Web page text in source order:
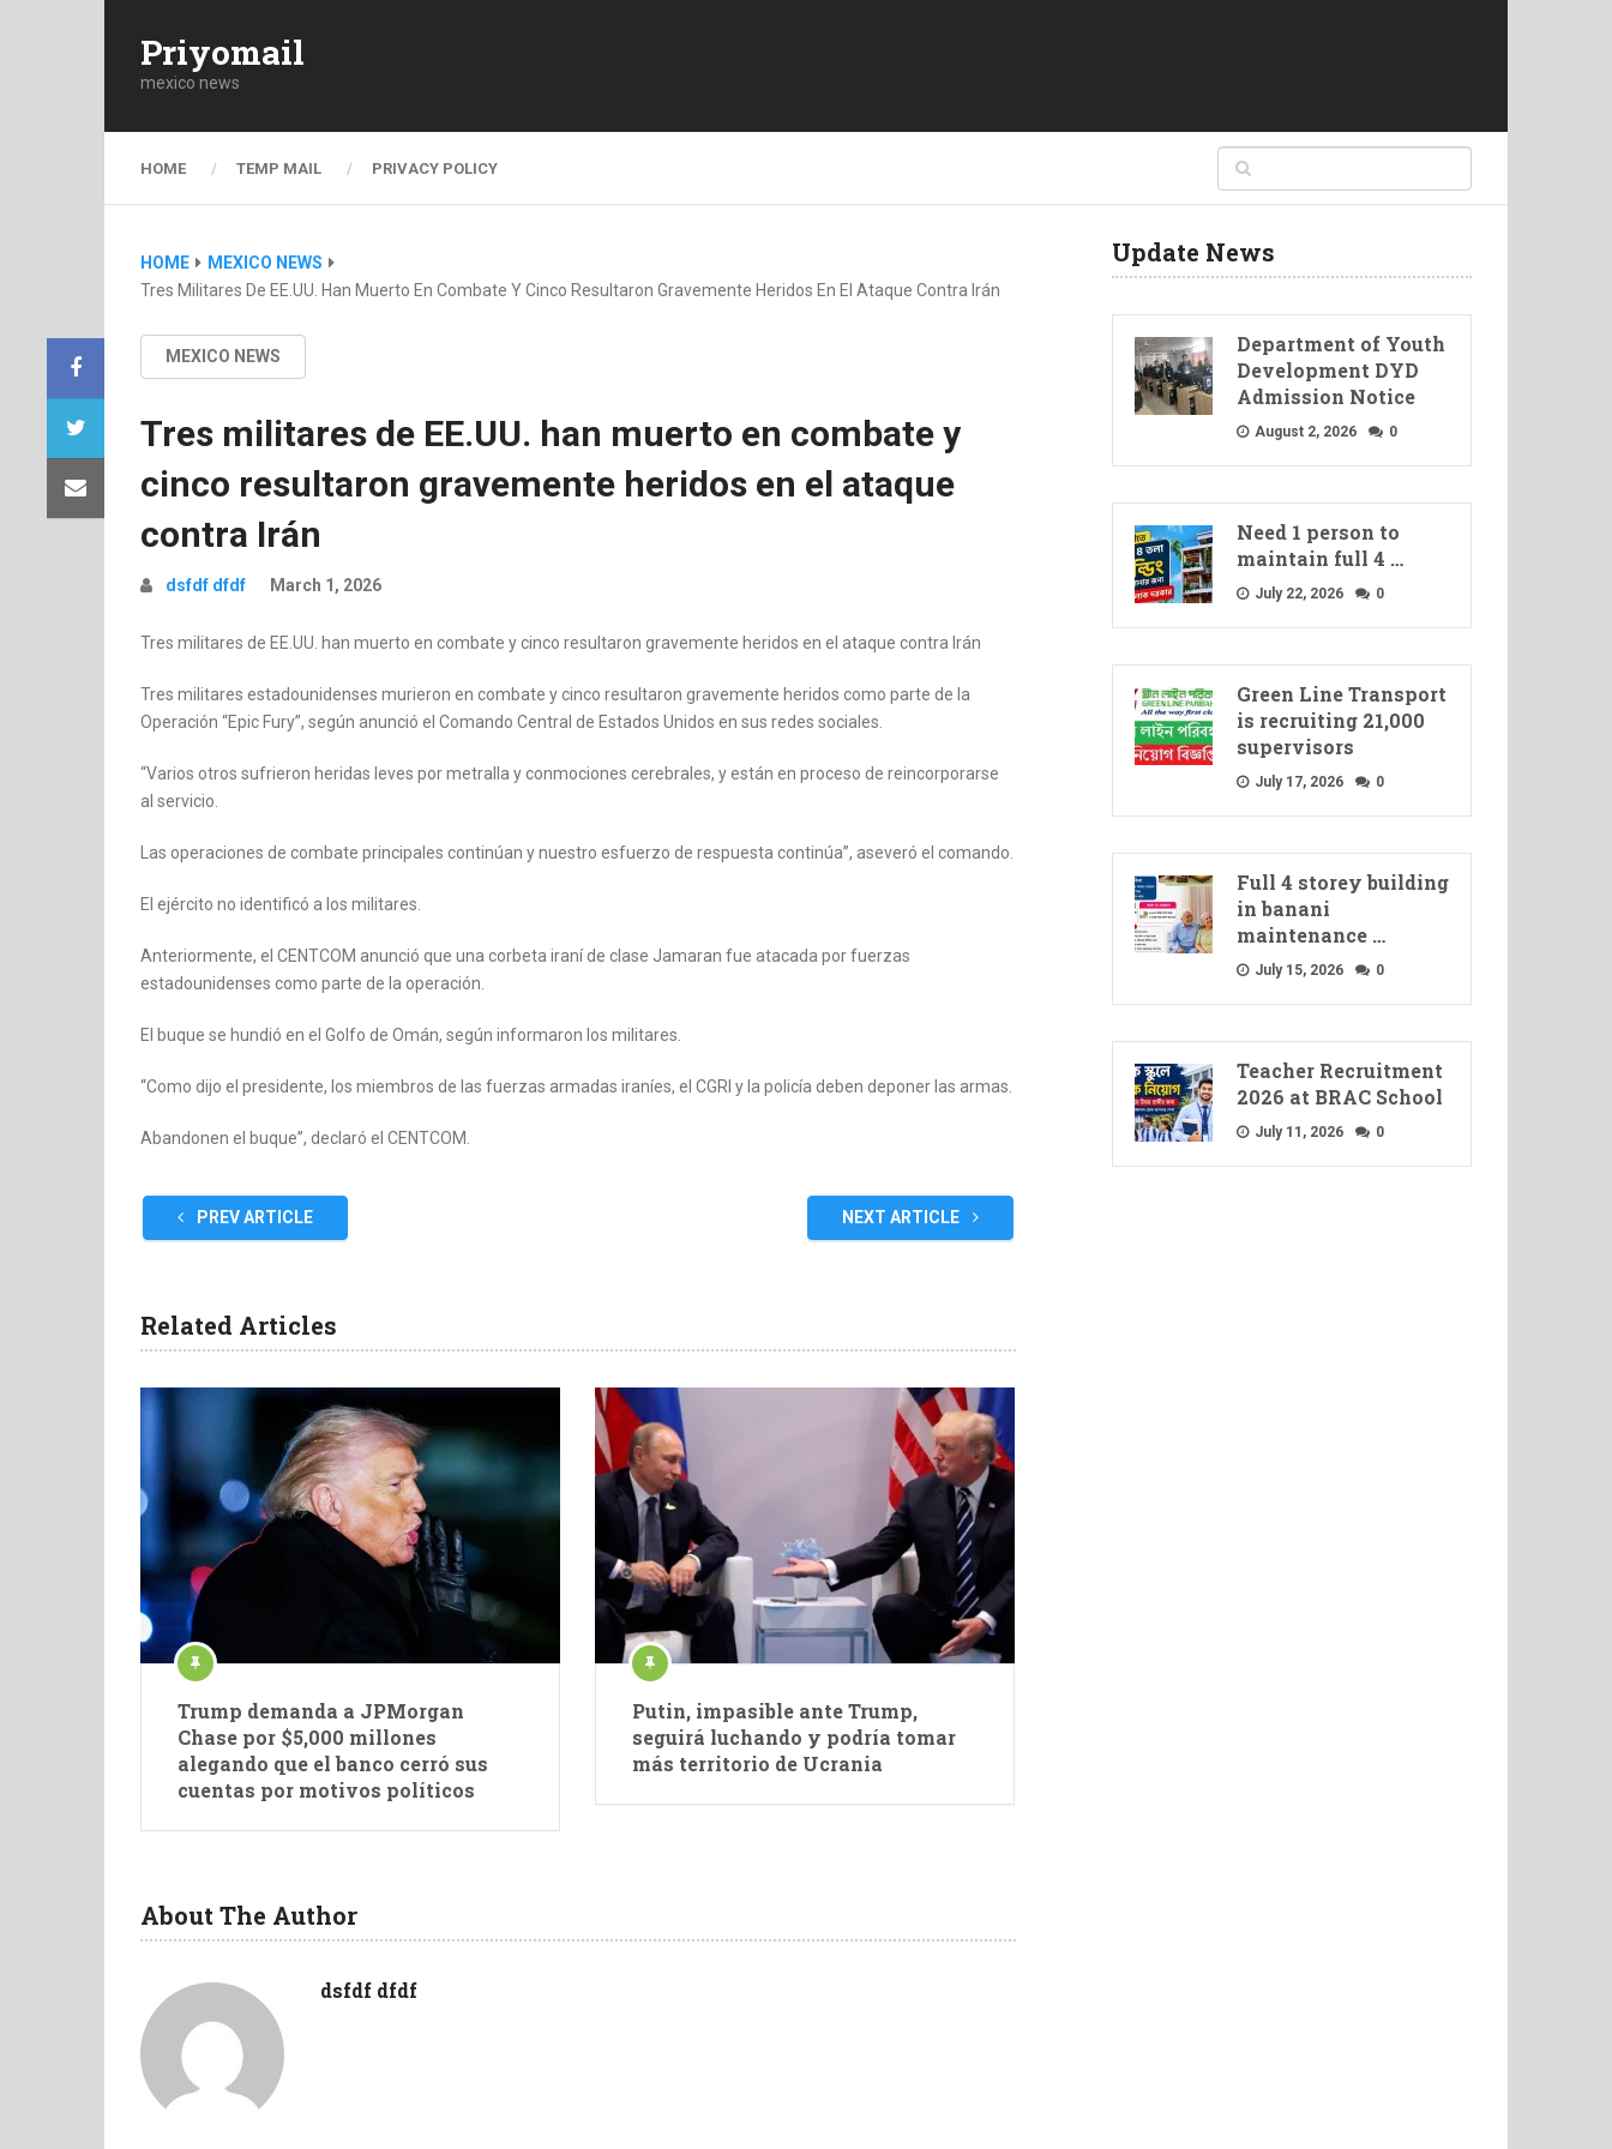
Priyomail
mexico news
HOME TEMP MAIL PRIVACY POLICY
HOME
MEXICO NEWS
Tres Militares De EE.UU. Han Muerto En Combate Y Cinco Resultaron Gravemente Heridos En El Ataque Contra Irán
MEXICO NEWS
Tres militares de EE.UU. han muerto en combate y
cinco resultaron gravemente heridos en el ataque
contra Irán
dsfdf dfdf March 1, 2026
Tres militares de EE.UU. han muerto en combate y cinco resultaron gravemente heridos en el ataque contra Irán
Tres militares estadounidenses murieron en combate y cinco resultaron gravemente heridos como parte de la
Operación “Epic Fury”, según anunció el Comando Central de Estados Unidos en sus redes sociales.
“Varios otros sufrieron heridas leves por metralla y conmociones cerebrales, y están en proceso de reincorporarse
al servicio.
Las operaciones de combate principales continúan y nuestro esfuerzo de respuesta continúa”, aseveró el comando.
El ejército no identificó a los militares.
Anteriormente, el CENTCOM anunció que una corbeta iraní de clase Jamaran fue atacada por fuerzas
estadounidenses como parte de la operación.
El buque se hundió en el Golfo de Omán, según informaron los militares.
“Como dijo el presidente, los miembros de las fuerzas armadas iraníes, el CGRI y la policía deben deponer las armas.
Abandonen el buque”, declaró el CENTCOM.
PREV ARTICLE NEXT ARTICLE
Related Articles
Trump demanda a JPMorgan
Chase por $5,000 millones
alegando que el banco cerró sus
cuentas por motivos políticos
Putin, impasible ante Trump,
seguirá luchando y podría tomar
más territorio de Ucrania
About The Author
dsfdf dfdf
Update News
Department of Youth
Development DYD
Admission Notice
August 2, 2026 0
Need 1 person to
maintain full 4 …
July 22, 2026 0
Green Line Transport
is recruiting 21,000
supervisors
July 17, 2026 0
Full 4 storey building
in banani
maintenance …
July 15, 2026 0
Teacher Recruitment
2026 at BRAC School
July 11, 2026 0